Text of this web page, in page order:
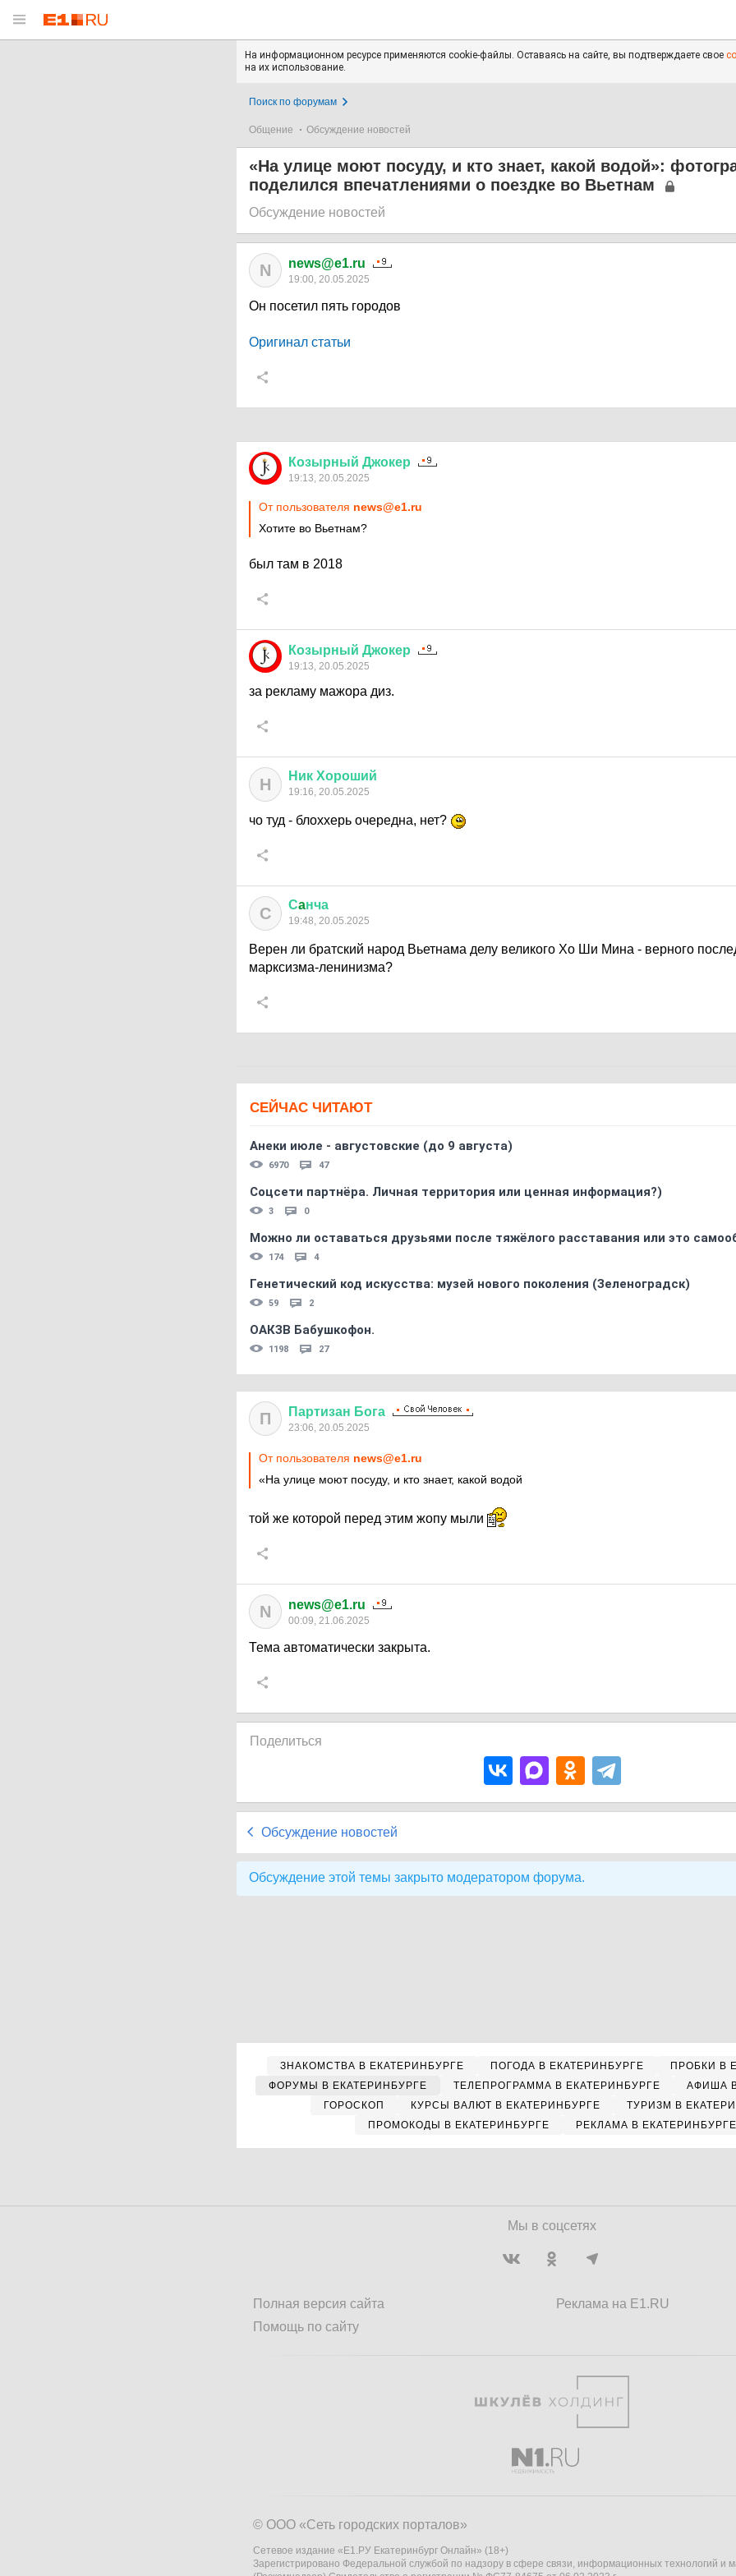
На информационном ресурсе применяются cookie-файлы. Оставаясь на сайте, вы подтверждаете свое
на их использование.
Поиск по форумам
Общение Обсуждение новостей
«На улице моют посуду, и кто знает, какой водой»:
поделился впечатлениями о поездке во Вьетнам
Обсуждение новостей
N news@e1.ru
19:00, 20.05.2025
Он посетил пять городов
Оригинал статьи
Козырный Джокер
19:13, 20.05.2025
От пользователя news@e1.ru
Хотите во Вьетнам?
был там в 2018
Козырный Джокер
19:13, 20.05.2025
за рекламу мажора диз.
Н Ник Хороший
19:16, 20.05.2025
чо туд - блоххерь очередна, нет?
С Сaнча
19:48, 20.05.2025
Верен ли братский народ Вьетнама делу великого Хо Ши Мина - верного
марксизма-ленинизма?
СЕЙЧАС ЧИТАЮТ
Анеки июле - августовские (до 9 августа)
6970 47
Соцсети партнёра. Личная территория или ценная информация?)
3 0
Можно ли оставаться друзьями после тяжёлого расставания или это
174 4
Генетический код искусства: музей нового поколения (Зеленоградск)
59 2
ОАКЗВ Бабушкофон.
1198 27
П Партизан Бога
23:06, 20.05.2025
От пользователя news@e1.ru
«На улице моют посуду, и кто знает, какой водой
той же которой перед этим жопу мыли
N news@e1.ru
00:09, 21.06.2025
Тема автоматически закрыта.
Поделиться
Обсуждение новостей
Обсуждение этой темы закрыто модератором форума.
ЗНАКОМСТВА В ЕКАТЕРИНБУРГЕ ПОГОДА В ЕКАТЕРИНБУРГЕ
ПРОБКИ В
ФОРУМЫ В ЕКАТЕРИНБУРГЕ
ТЕЛЕПРОГРАММА В ЕКАТЕРИНБУРГЕ
АФИША
ГОРОСКОП
КУРСЫ ВАЛЮТ В ЕКАТЕРИНБУРГЕ
ТУРИЗМ В
ПРОМОКОДЫ В ЕКАТЕРИНБУРГЕ
РЕКЛАМА В ЕКАТЕРИНБУРГЕ
Мы в соцсетях
Полная версия сайта
Помощь по сайту
Реклама на E1.RU
© ООО «Сеть городских порталов»
Сетевое издание «Е1.РУ Екатеринбург Онлайн» (18+)
Зарегистрировано Федеральной службой по надзору в сфере связи, информационных технологий и